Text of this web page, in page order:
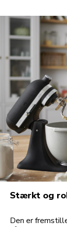
Stærkt og
Den er